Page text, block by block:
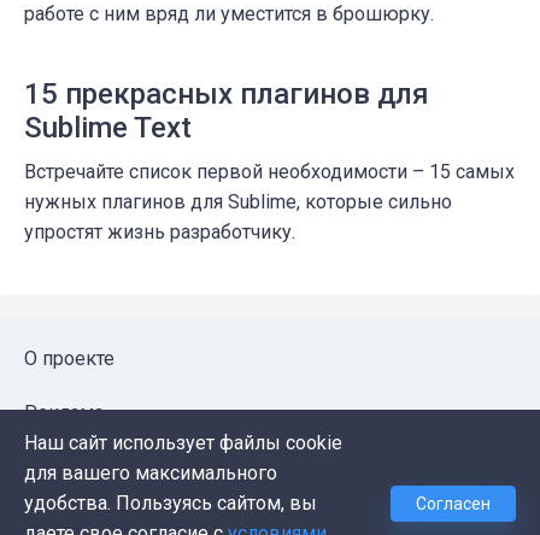
работе с ним вряд ли уместится в брошюрку.
15 прекрасных плагинов для
Sublime Text
Встречайте список первой необходимости – 15 самых
нужных плагинов для Sublime, которые сильно
упростят жизнь разработчику.
О проекте
Реклама
Публичная оферта
Политика конфиденциальности
Наш сайт использует файлы cookie
для вашего максимального
удобства. Пользуясь сайтом, вы
Согласен